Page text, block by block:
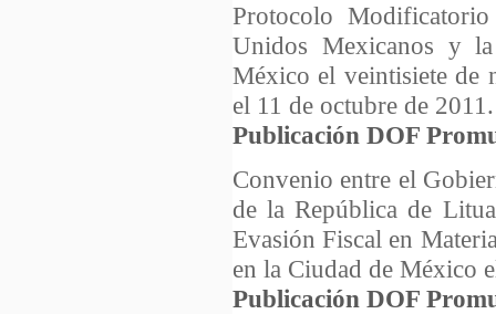
Protocolo
Unidos Mexicanos y
México el veintisiete de
el 11 de octubre de 2011.
Publicación DOF
Convenio entre el
de la República de
Evasión Fiscal en
en la Ciudad de México
Publicación DOF